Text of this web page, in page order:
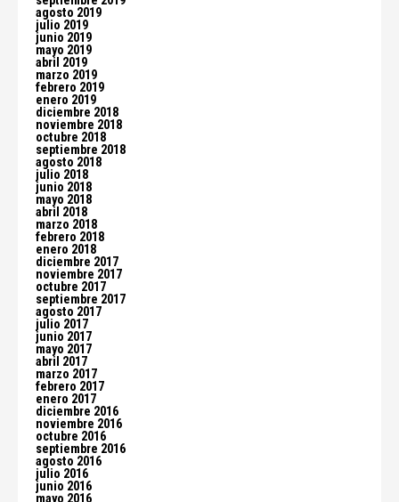
agosto 2019
julio 2019
junio 2019
mayo 2019
abril 2019
marzo 2019
febrero 2019
enero 2019
diciembre 2018
noviembre 2018
octubre 2018
septiembre 2018
agosto 2018
julio 2018
junio 2018
mayo 2018
abril 2018
marzo 2018
febrero 2018
enero 2018
diciembre 2017
noviembre 2017
octubre 2017
septiembre 2017
agosto 2017
julio 2017
junio 2017
mayo 2017
abril 2017
marzo 2017
febrero 2017
enero 2017
diciembre 2016
noviembre 2016
octubre 2016
septiembre 2016
agosto 2016
julio 2016
junio 2016
mayo 2016